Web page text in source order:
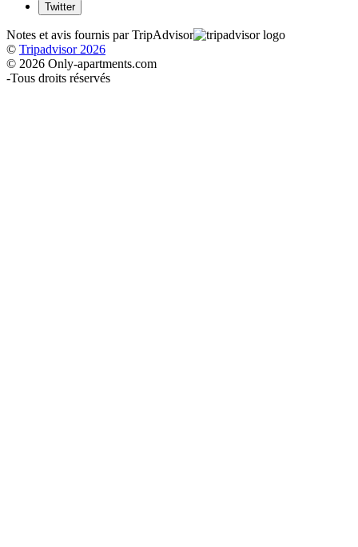
Twitter
Notes et avis fournis par TripAdvisor
© Tripadvisor 2026
© 2026 Only-apartments.com
-Tous droits réservés